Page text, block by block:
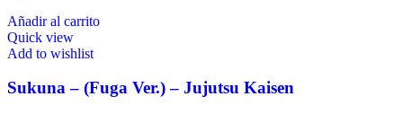
Añadir al carrito
Quick view
Add to wishlist
Sukuna – (Fuga Ver.) – Jujutsu Kaisen